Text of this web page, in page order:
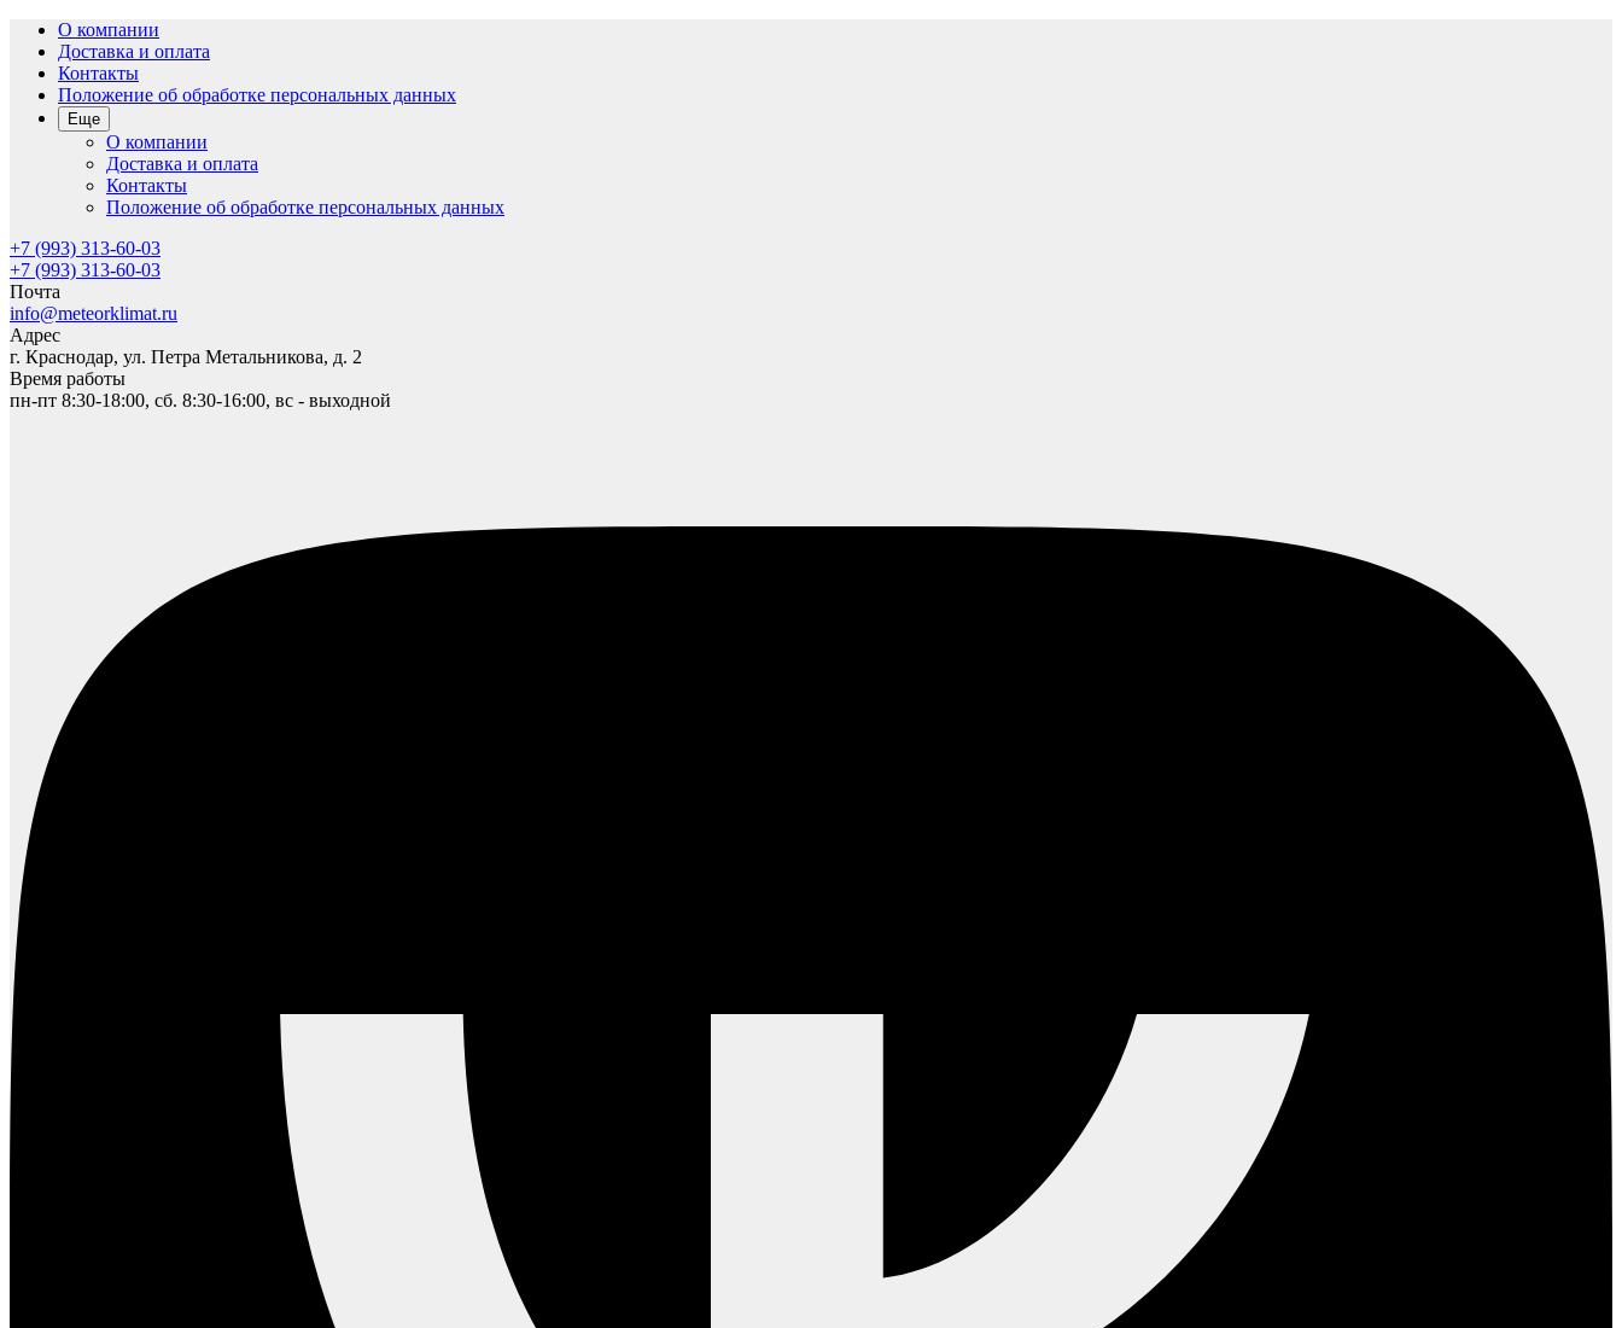
О компании
Доставка и оплата
Контакты
Положение об обработке персональных данных
Еще
О компании
Доставка и оплата
Контакты
Положение об обработке персональных данных
+7 (993) 313-60-03
+7 (993) 313-60-03
Почта
info@meteorklimat.ru
Адрес
г. Краснодар, ул. Петра Метальникова, д. 2
Время работы
пн-пт 8:30-18:00, сб. 8:30-16:00, вс - выходной